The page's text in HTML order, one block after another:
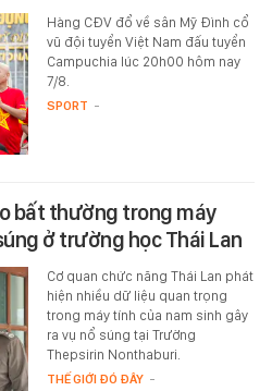
Hàng CĐV đổ về sân Mỹ Đình cổ
vũ đội tuyển Việt Nam đấu tuyển
Campuchia lúc 20h00 hôm nay
7/8.
SPORT -
bất thường trong máy
ở trường học Thái Lan
Cơ quan chức năng Thái Lan phát
hiện nhiều dữ liệu quan trọng
trong máy tính của nam sinh gây
ra vụ nổ súng tại Trường
Thepsirin Nonthaburi.
THẾ GIỚI ĐÓ ĐÂY -